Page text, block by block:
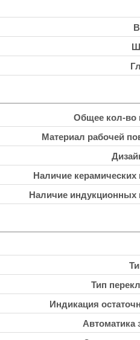
Общее кол-во
Материал рабочей
Наличие
Наличие индукционных
Тип
Индикация
Автоматика